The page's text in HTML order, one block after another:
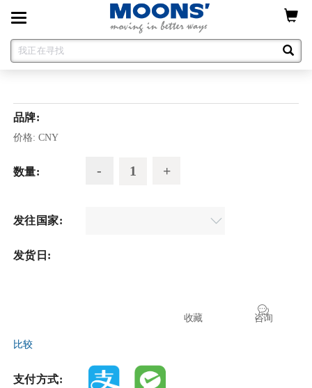
Toggle
navigation
品牌:
价格: CNY
数量:
发往国家:
发货日:
咨询
收藏
比较
支付方式: